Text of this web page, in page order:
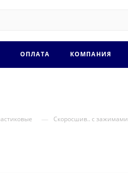
ОПЛАТА КОМПАНИЯ
— Скоросшив.. с зажимами